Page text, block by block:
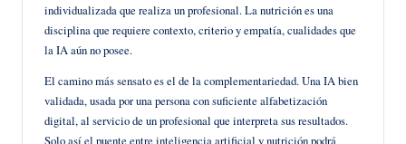
individualizada que realiza un profesional. La nutrición es una
disciplina que requiere contexto, criterio y empatía, cualidades que
la IA aún no posee.
El camino más sensato es el de la complementariedad. Una IA bien
validada, usada por una persona con suficiente alfabetización
digital, al servicio de un profesional que interpreta sus resultados.
Solo así el puente entre inteligencia artificial y nutrición podrá